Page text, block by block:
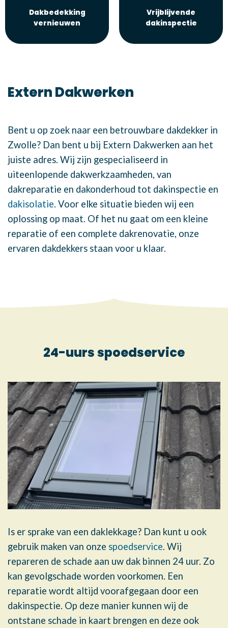
Dakbedekking
vernieuwen
Vrijblijvende
dakinspectie
Extern Dakwerken
Bent u op zoek naar een betrouwbare dakdekker in
Zwolle? Dan bent u bij Extern Dakwerken aan het
juiste adres. Wij zijn gespecialiseerd in
uiteenlopende dakwerkzaamheden, van
dakreparatie en dakonderhoud tot dakinspectie en
dakisolatie. Voor elke situatie bieden wij een
oplossing op maat. Of het nu gaat om een kleine
reparatie of een complete dakrenovatie, onze
ervaren dakdekkers staan voor u klaar.
24-uurs spoedservice
Is er sprake van een daklekkage? Dan kunt u ook
gebruik maken van onze spoedservice. Wij
repareren de schade aan uw dak binnen 24 uur. Zo
kan gevolgschade worden voorkomen. Een
reparatie wordt altijd voorafgegaan door een
dakinspectie. Op deze manier kunnen wij de
ontstane schade in kaart brengen en deze ook